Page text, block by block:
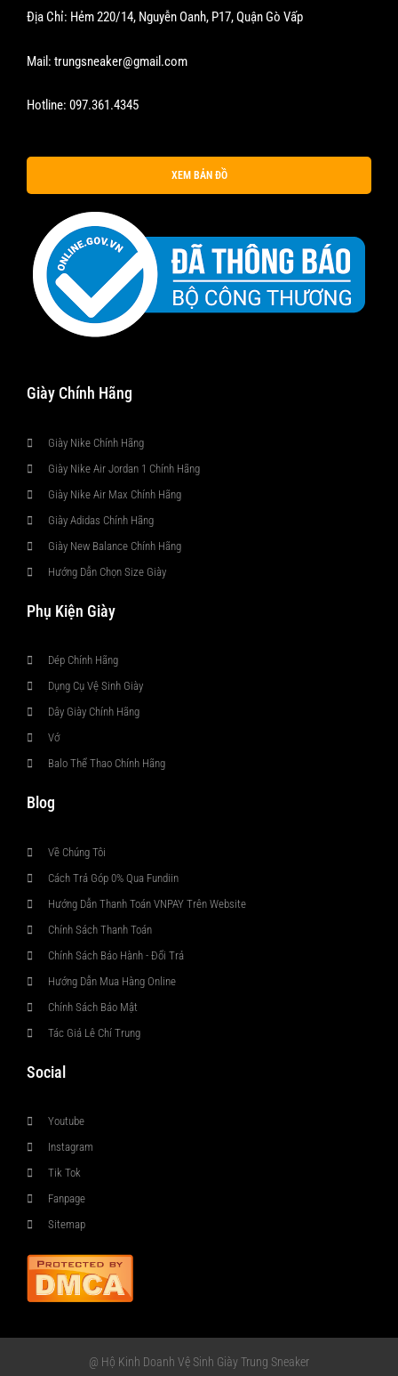
Địa Chỉ: Hẻm 220/14, Nguyễn Oanh, P17, Quận Gò Vấp
Mail: trungsneaker@gmail.com
Hotline: 097.361.4345
XEM BẢN ĐỒ
Giày Chính Hãng
Giày Nike Chính Hãng
Giày Nike Air Jordan 1 Chính Hãng
Giày Nike Air Max Chính Hãng
Giày Adidas Chính Hãng
Giày New Balance Chính Hãng
Hướng Dẫn Chọn Size Giày
Phụ Kiện Giày
Dép Chính Hãng
Dụng Cụ Vệ Sinh Giày
Dây Giày Chính Hãng
Vớ
Balo Thể Thao Chính Hãng
Blog
Về Chúng Tôi
Cách Trả Góp 0% Qua Fundiin
Hướng Dẫn Thanh Toán VNPAY Trên Website
Chính Sách Thanh Toán
Chính Sách Bảo Hành - Đổi Trả
Hướng Dẫn Mua Hàng Online
Chính Sách Bảo Mật
Tác Giả Lê Chí Trung
Social
Youtube
Instagram
Tik Tok
Fanpage
Sitemap
@ Hộ Kinh Doanh Vệ Sinh Giày Trung Sneaker